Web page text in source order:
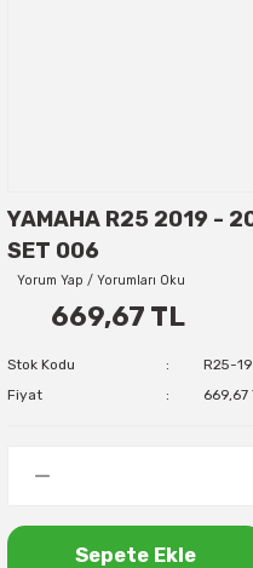
YAMAHA R25 2019 -
SET 006
Yorum Yap / Yorumları Oku
669,67 TL
Stok Kodu
R25-
Fiyat
669,67
Sepete Ekle